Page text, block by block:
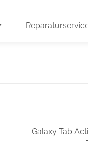
Galaxy Tab